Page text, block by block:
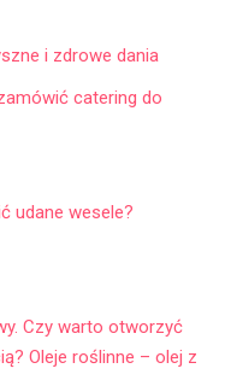
i zdrowe dania
catering do
udane wesele?
Czy warto otworzyć
Oleje roślinne – olej z